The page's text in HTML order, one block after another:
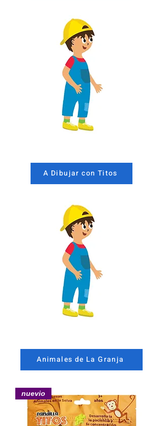
A Dibujar con Titos
Animales de La Granja
nuevio